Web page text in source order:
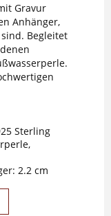
Gravur
Anhänger,
Begleitet
Sterling
2.2 cm